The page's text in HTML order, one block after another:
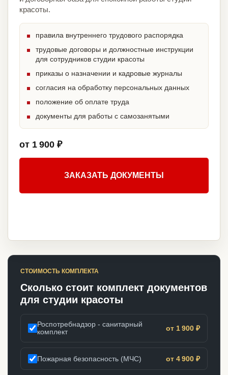
красоты.
правила внутреннего трудового распорядка
трудовые договоры и должностные инструкции
для сотрудников студии красоты
приказы о назначении и кадровые журналы
согласия на обработку персональных данных
положение об оплате труда
документы для работы с самозанятыми
от 1 900 ₽
ЗАКАЗАТЬ ДОКУМЕНТЫ
СТОИМОСТЬ КОМПЛЕКТА
Сколько стоит комплект документов
для студии красоты
Роспотребнадзор - санитарный
комплект
от 1 900 ₽
Пожарная безопасность (МЧС) от 4 900 ₽